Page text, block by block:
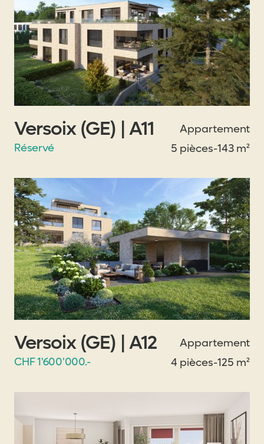
Versoix (GE) | A11
Appartement
Réservé
5 pièces-143 m²
Versoix (GE) | A12
Appartement
CHF 1'600'000.-
4 pièces-125 m²